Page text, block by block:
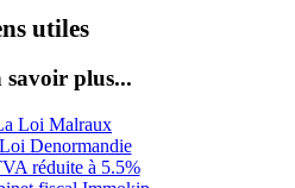
utiles
savoir plus...
Loi Malraux
Denormandie
réduite à 5.5%